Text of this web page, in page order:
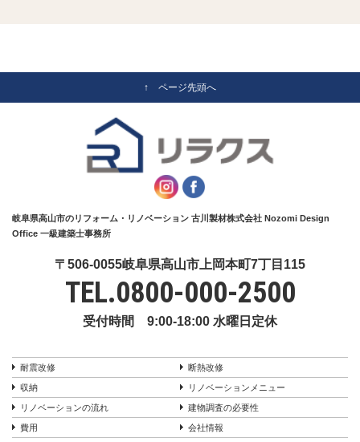
↑ ページ先頭へ
岐阜県高山市のリフォーム・リノベーション 古川製材株式会社 Nozomi Design
Office 一級建築士事務所
〒506-0055岐阜県高山市上岡本町7丁目115
TEL.0800-000-2500
受付時間 9:00-18:00 水曜日定休
耐震改修 断熱改修
収納 リノベーションメニュー
リノベーションの流れ 建物調査の必要性
費用 会社情報